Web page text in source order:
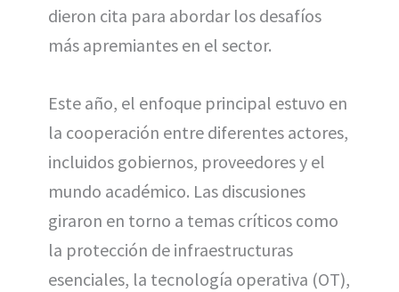
dieron cita para abordar los desafíos
más apremiantes en el sector.
Este año, el enfoque principal estuvo en
la cooperación entre diferentes actores,
incluidos gobiernos, proveedores y el
mundo académico. Las discusiones
giraron en torno a temas críticos como
la protección de infraestructuras
esenciales, la tecnología operativa (OT),